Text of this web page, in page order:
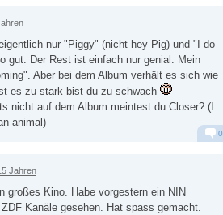
nur "Piggy" (nicht hey Pig) und "I do
gut. Der Rest ist einfach nur genial. Mein
Aber bei dem Album verhält es sich wie
es zu stark bist du zu schwach
nicht auf dem Album meintest du Closer? (I
animal)
0
Jahren
großes Kino. Habe vorgestern ein NIN
Kanäle gesehen. Hat spass gemacht.